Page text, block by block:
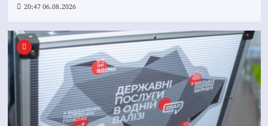
20:47 06.08.2026